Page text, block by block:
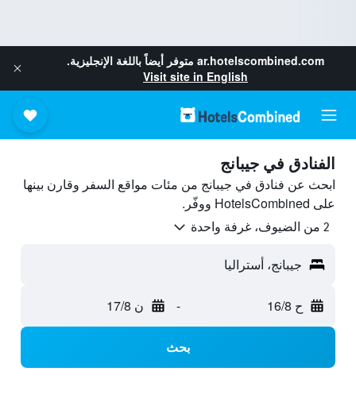
ar.hotelscombined.com متوفر أيضاً باللغة الإنجليزية.
Visit site in English
الفنادق في جيبانج
ابحث عن فنادق في جيبانج من مئات مواقع السفر وقارن بينها
على HotelsCombined ووفّر.
2 من الضيوف، غرفة واحدة
جيبانج، أستراليا
ح 16/8 - ن 17/8
بحث